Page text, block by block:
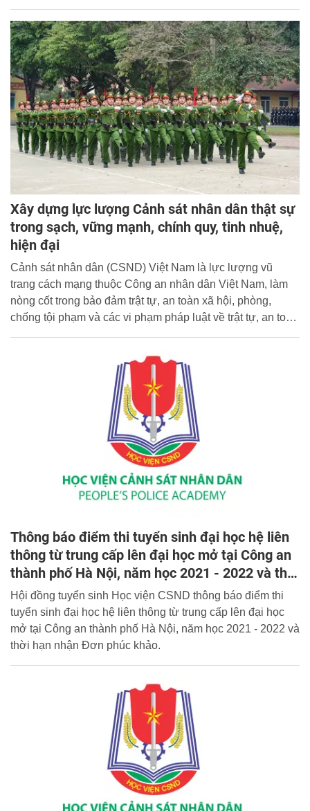
Xây dựng lực lượng Cảnh sát nhân dân thật sự
trong sạch, vững mạnh, chính quy, tinh nhuệ,
hiện đại
Cảnh sát nhân dân (CSND) Việt Nam là lực lượng vũ
trang cách mạng thuộc Công an nhân dân Việt Nam, làm
nòng cốt trong bảo đảm trật tự, an toàn xã hội, phòng,
chống tội phạm và các vi phạm pháp luật về trật tự, an toàn
Thông báo điểm thi tuyển sinh đại học hệ liên
thông từ trung cấp lên đại học mở tại Công an
thành phố Hà Nội, năm học 2021 - 2022 và thời
hạn nhận Đơn phúc khảo
Hội đồng tuyển sinh Học viện CSND thông báo điểm thi
tuyển sinh đại học hệ liên thông từ trung cấp lên đại học
mở tại Công an thành phố Hà Nội, năm học 2021 - 2022 và
thời hạn nhận Đơn phúc khảo.